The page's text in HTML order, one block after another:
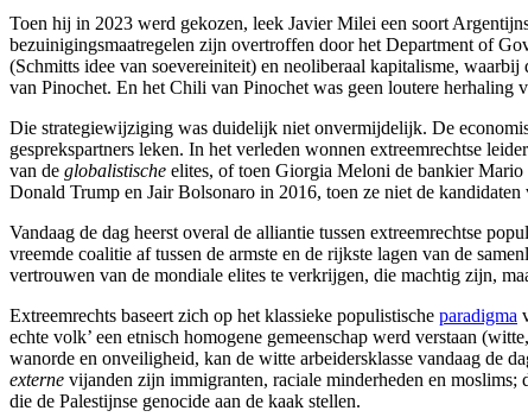
Toen hij in 2023 werd gekozen, leek Javier Milei een soort
bezuinigingsmaatregelen zijn overtroffen door het Department of
(Schmitts idee van soevereiniteit) en neoliberaal kapitalisme,
van Pinochet. En het Chili van Pinochet was geen loutere herhaling
Die strategiewijziging was duidelijk niet onvermijdelijk. De
gesprekspartners leken. In het verleden wonnen extreemrechtse
van de globalistische elites, of toen Giorgia Meloni de bankier Mario
Donald Trump en Jair Bolsonaro in 2016, toen ze niet de kandidaten
Vandaag de dag heerst overal de alliantie tussen extreemrechtse
vreemde coalitie af tussen de armste en de rijkste lagen van de
vertrouwen van de mondiale elites te verkrijgen, die machtig zijn,
Extreemrechts baseert zich op het klassieke populistische paradigma
echte volk’ een etnisch homogene gemeenschap werd verstaan
wanorde en onveiligheid, kan de witte arbeidersklasse vandaag de
externe vijanden zijn immigranten, raciale minderheden en moslims;
die de Palestijnse genocide aan de kaak stellen.